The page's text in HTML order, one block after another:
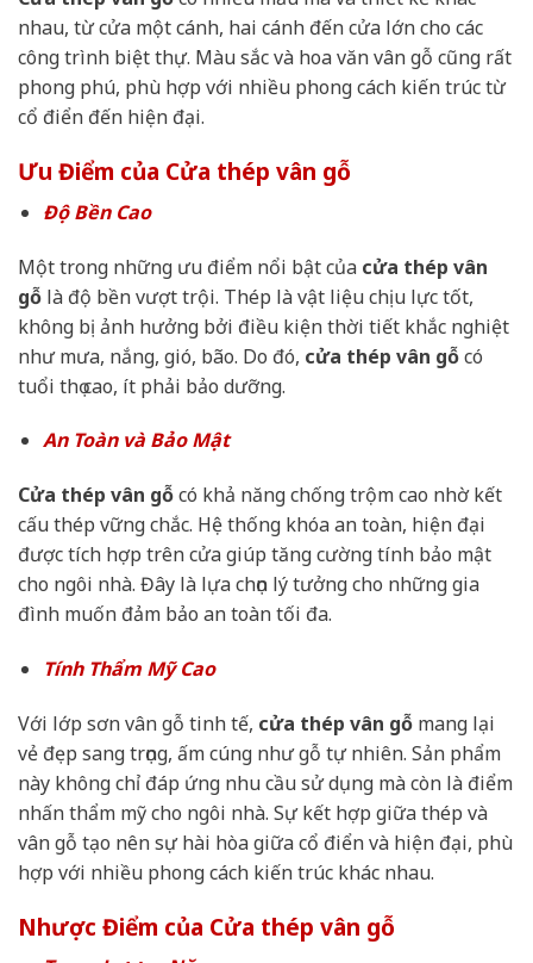
nhau, từ cửa một cánh, hai cánh đến cửa lớn cho các
công trình biệt thự. Màu sắc và hoa văn vân gỗ cũng rất
phong phú, phù hợp với nhiều phong cách kiến trúc từ
cổ điển đến hiện đại.
Ưu Điểm của Cửa thép vân gỗ
Độ Bền Cao
Một trong những ưu điểm nổi bật của cửa thép vân
gỗ là độ bền vượt trội. Thép là vật liệu chịu lực tốt,
không bị ảnh hưởng bởi điều kiện thời tiết khắc nghiệt
như mưa, nắng, gió, bão. Do đó, cửa thép vân gỗcó
tuổi thọ cao, ít phải bảo dưỡng.
An Toàn và Bảo Mật
Cửa thép vân gỗcó khả năng chống trộm cao nhờ kết
cấu thép vững chắc. Hệ thống khóa an toàn, hiện đại
được tích hợp trên cửa giúp tăng cường tính bảo mật
cho ngôi nhà. Đây là lựa chọn lý tưởng cho những gia
đình muốn đảm bảo an toàn tối đa.
Tính Thẩm Mỹ Cao
Với lớp sơn vân gỗ tinh tế, cửa thép vân gỗ mang lại
vẻ đẹp sang trọng, ấm cúng như gỗ tự nhiên. Sản phẩm
này không chỉ đáp ứng nhu cầu sử dụng mà còn là điểm
nhấn thẩm mỹ cho ngôi nhà. Sự kết hợp giữa thép và
vân gỗ tạo nên sự hài hòa giữa cổ điển và hiện đại, phù
hợp với nhiều phong cách kiến trúc khác nhau.
Nhược Điểm của Cửa thép vân gỗ